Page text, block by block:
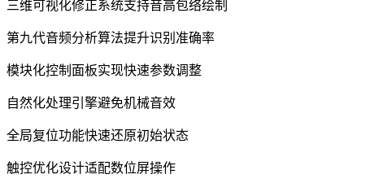
三维可视化修正系统支持音高包络绘制
第九代音频分析算法提升识别准确率
模块化控制面板实现快速参数调整
自然化处理引擎避免机械音效
全局复位功能快速还原初始状态
触控优化设计适配数位屏操作